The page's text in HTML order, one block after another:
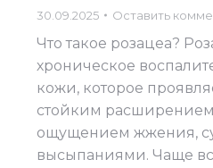
30.09.2025 Оставить
Что такое розацеа?
хроническое
кожи, которое
стойким расширением
ощущением жжения,
высыпаниями. Чаще